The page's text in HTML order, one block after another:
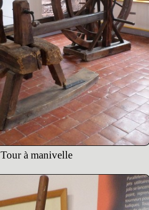
Tour à manivelle